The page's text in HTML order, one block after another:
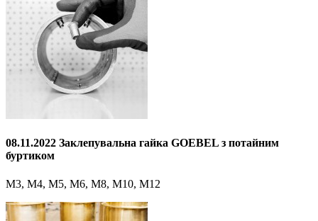
08.11.2022 Заклепувальна гайка GOEBEL з потайним
буртиком
M3, М4, М5, М6, М8, М10, M12